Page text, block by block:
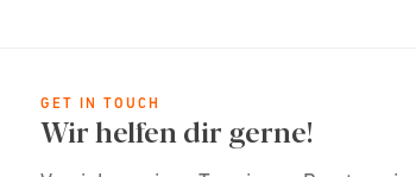
GET IN TOUCH
Wir helfen dir gerne!